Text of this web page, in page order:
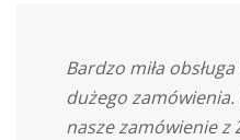
Bardzo miła
dużego
nasze zamówienie z